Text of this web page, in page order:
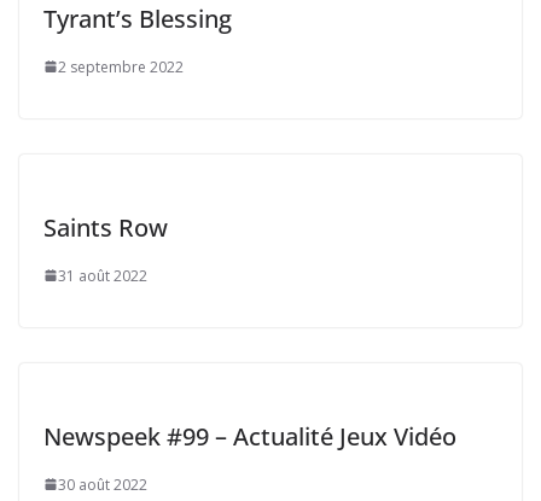
Tyrant’s Blessing
2 septembre 2022
Saints Row
31 août 2022
Newspeek #99 – Actualité Jeux Vidéo
30 août 2022